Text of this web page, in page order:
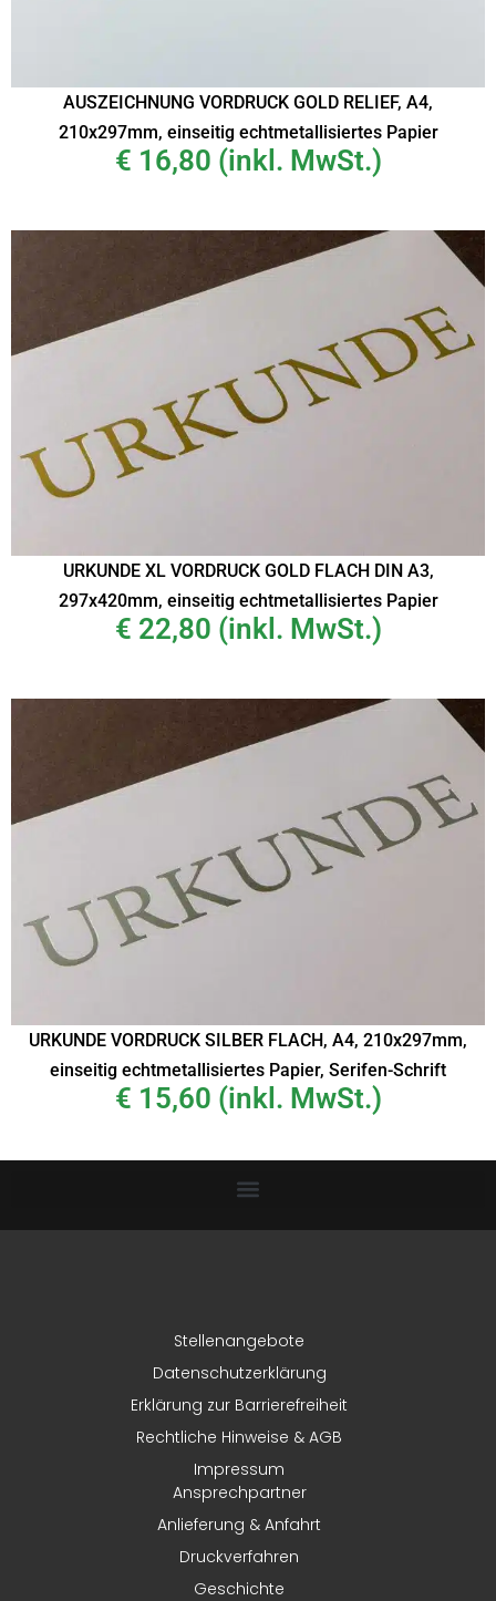
AUSZEICHNUNG VORDRUCK GOLD RELIEF, A4,
210x297mm, einseitig echtmetallisiertes Papier
€ 16,80 (inkl. MwSt.)
URKUNDE XL VORDRUCK GOLD FLACH DIN A3,
297x420mm, einseitig echtmetallisiertes Papier
€ 22,80 (inkl. MwSt.)
URKUNDE VORDRUCK SILBER FLACH, A4, 210x297mm,
einseitig echtmetallisiertes Papier, Serifen-Schrift
€ 15,60 (inkl. MwSt.)
Stellenangebote
Datenschutzerklärung
Erklärung zur Barrierefreiheit
Rechtliche Hinweise & AGB
Impressum
Ansprechpartner
Anlieferung & Anfahrt
Druckverfahren
Geschichte